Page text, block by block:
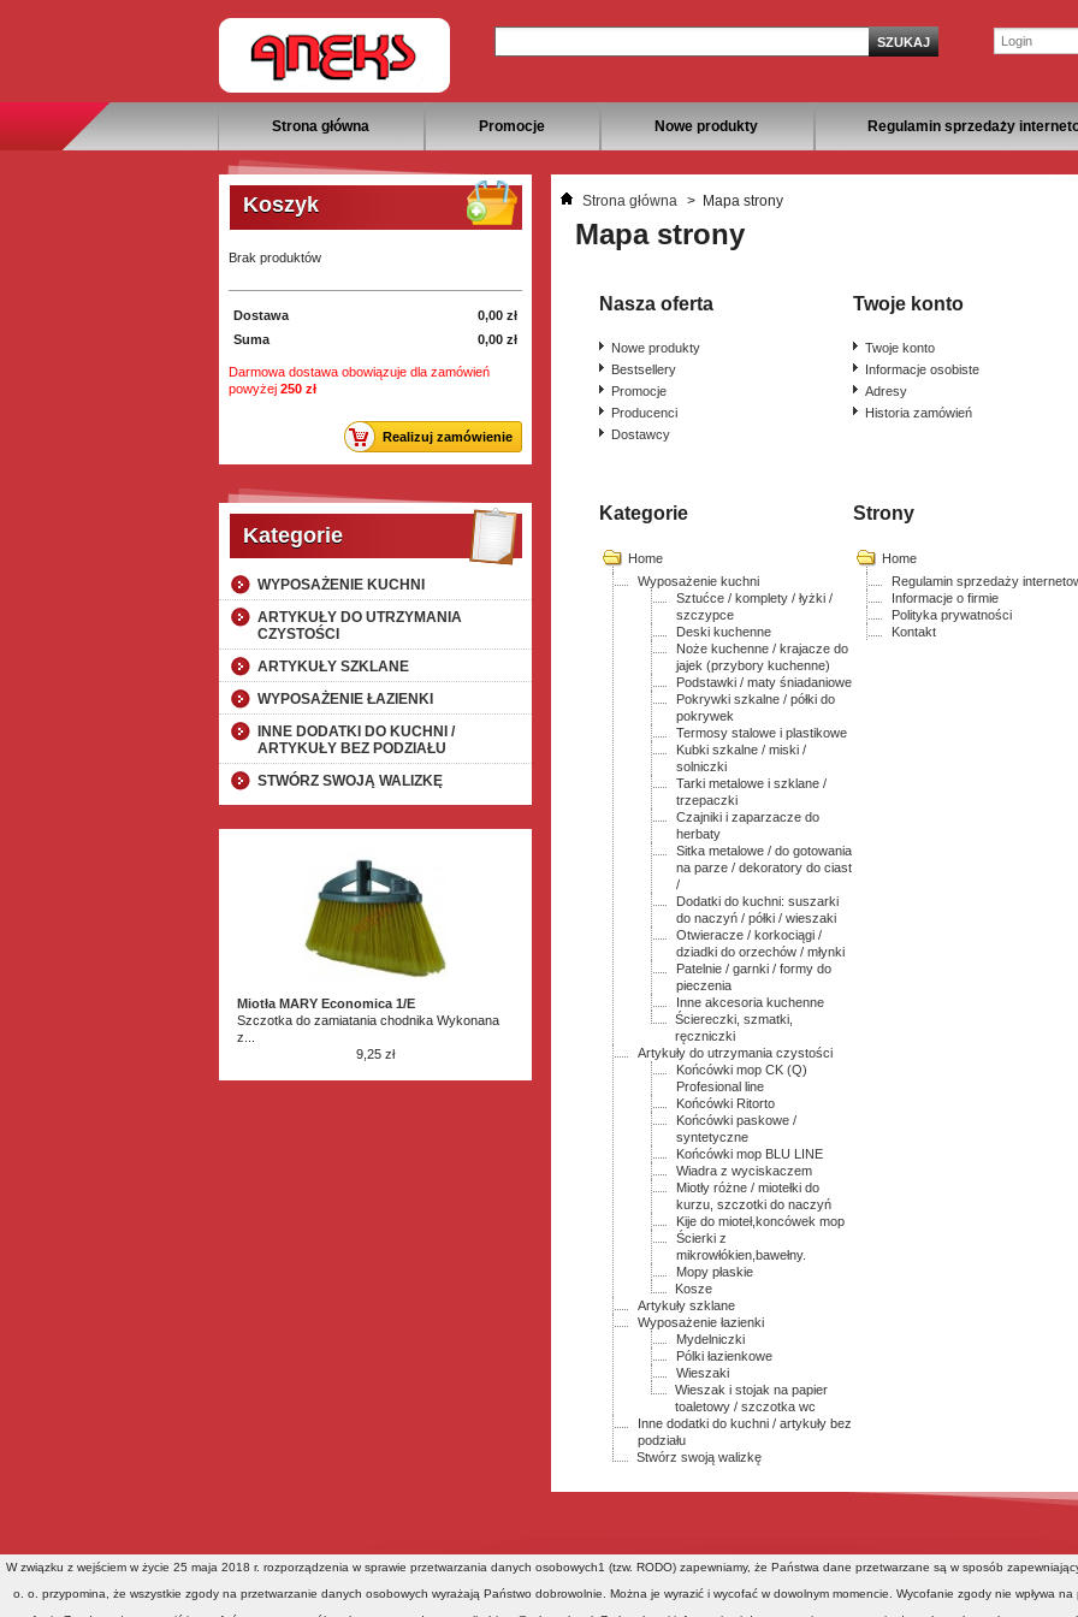
Strona główna Promocje Nowe produkty Regulamin sprzedaży
Informacje o firmie
Koszyk
Brak produktów
0,00 zł
Dostawa
0,00 zł
Suma
Darmowa dostawa obowiązuje dla zamówień
powyżej 250 zł
Realizuj zamówienie
Kategorie
WYPOSAŻENIE KUCHNI
ARTYKUŁY DO UTRZYMANIA
CZYSTOŚCI
ARTYKUŁY SZKLANE
WYPOSAŻENIE ŁAZIENKI
INNE DODATKI DO KUCHNI /
ARTYKUŁY BEZ PODZIAŁU
STWÓRZ SWOJĄ WALIZKĘ
Miotła MARY Economica 1/E
Szczotka do zamiatania chodnika Wykonana
z...
9,25 zł
Strona główna > Mapa strony
Mapa strony
Nasza oferta
Nowe produkty
Bestsellery
Promocje
Producenci
Dostawcy
Twoje konto
Twoje konto
Informacje osobiste
Adresy
Historia zamówień
Kategorie
Home
Wyposażenie kuchni
Sztućce / komplety / łyżki /
szczypce
Deski kuchenne
Noże kuchenne / krajacze do
jajek (przybory kuchenne)
Podstawki / maty śniadaniowe
Pokrywki szkalne / półki do
pokrywek
Termosy stalowe i plastikowe
Kubki szkalne / miski /
solniczki
Tarki metalowe i szklane /
trzepaczki
Czajniki i zaparzacze do
herbaty
Sitka metalowe / do gotowania
na parze / dekoratory do ciast
/
Dodatki do kuchni: suszarki
do naczyń / półki / wieszaki
Otwieracze / korkociągi /
dziadki do orzechów / młynki
Patelnie / garnki / formy do
pieczenia
Inne akcesoria kuchenne
Ściereczki, szmatki,
ręczniczki
Artykuły do utrzymania czystości
Końcówki mop CK (Q)
Profesional line
Końcówki Ritorto
Końcówki paskowe /
syntetyczne
Końcówki mop BLU LINE
Wiadra z wyciskaczem
Miotły różne / miotełki do
kurzu, szczotki do naczyń
Kije do mioteł,koncówek mop
Ścierki z
mikrowłókien,bawełny.
Mopy płaskie
Kosze
Artykuły szklane
Wyposażenie łazienki
Mydelniczki
Pólki łazienkowe
Wieszaki
Wieszak i stojak na papier
toaletowy / szczotka wc
Inne dodatki do kuchni / artykuły bez
podziału
Stwórz swoją walizkę
Strony
Home
Regulamin sprzedaży
Informacje o firmie
Polityka prywatności
Kontakt
Kontakt
Sitemap
Wszelkie prawa zastrzeżone 2012 ANEKS
W związku z wejściem w życie 25 maja 2018 r. rozporządzenia w sprawie przetwarzania danych osobowych1 (tzw. RODO) zapewniamy, że Państwa dane przetwarzane są w sposób
o. o. przypomina, że wszystkie zgody na przetwarzanie danych osobowych wyrażają Państwo dobrowolnie. Można je wyrazić i wycofać w dowolnym momencie. Wycofanie zgody nie wpływa